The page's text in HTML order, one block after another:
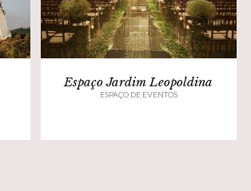
Espaço Jardim Leopoldina
ESPAÇO DE EVENTOS